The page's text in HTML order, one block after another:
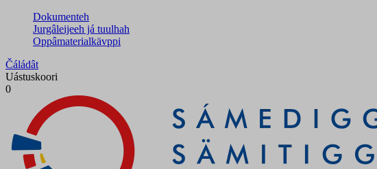
Dokumenteh
Jurgâleijeeh já tuulhah
Oppâmaterialkävppi
Čáládât
Uástuskoori
0